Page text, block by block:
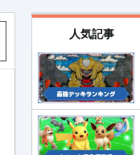
人気記事